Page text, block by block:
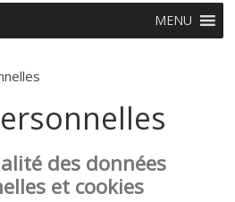
MENU
des données
et cookies